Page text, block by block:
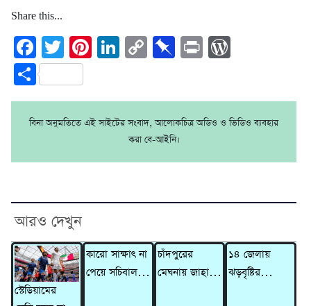
Share this...
Facebook
TwitterPinterest
LinkedIn
CopyPinboard
Print
Share
বিনা অনুমতিতে এই সাইটের সংবাদ, আলোকচিত্র অডিও ও ভিডিও ব্যবহার
করা বে-আইনি।
আরও দেখুন
স্টেডিয়ামের
কারো সাক্ষাৎ না
পেয়ে সচিবালয়
চাঁদপুরের
মেঘনায় জাহাজে
১৪ জেলায়
ঝড়বৃষ্টির